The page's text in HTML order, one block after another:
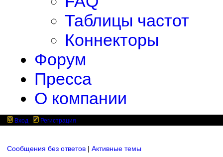
Таблицы частот
Коннекторы
Форум
Пресса
О компании
Вход Регистрация
Сообщения без ответов | Активные темы